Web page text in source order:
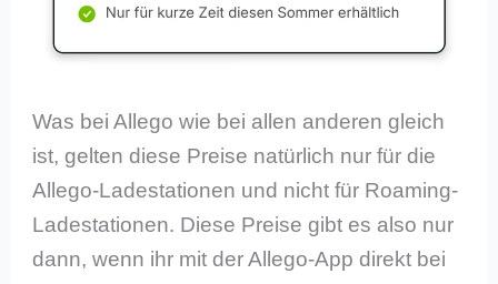
Was bei Allego wie bei allen anderen gleich
ist, gelten diese Preise natürlich nur für die
Allego-Ladestationen und nicht für Roaming-
Ladestationen. Diese Preise gibt es also nur
dann, wenn ihr mit der Allego-App direkt bei